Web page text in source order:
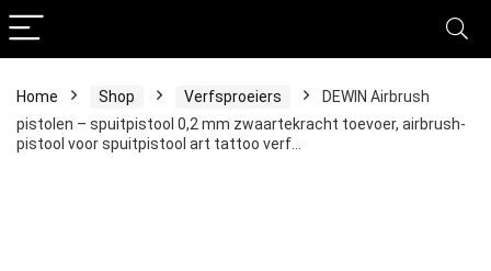
Home Shop Verfsproeiers
DEWIN Airbrush
pistolen – spuitpistool 0,2 mm zwaartekracht toevoer, airbrush-
pistool voor spuitpistool art tattoo verf…